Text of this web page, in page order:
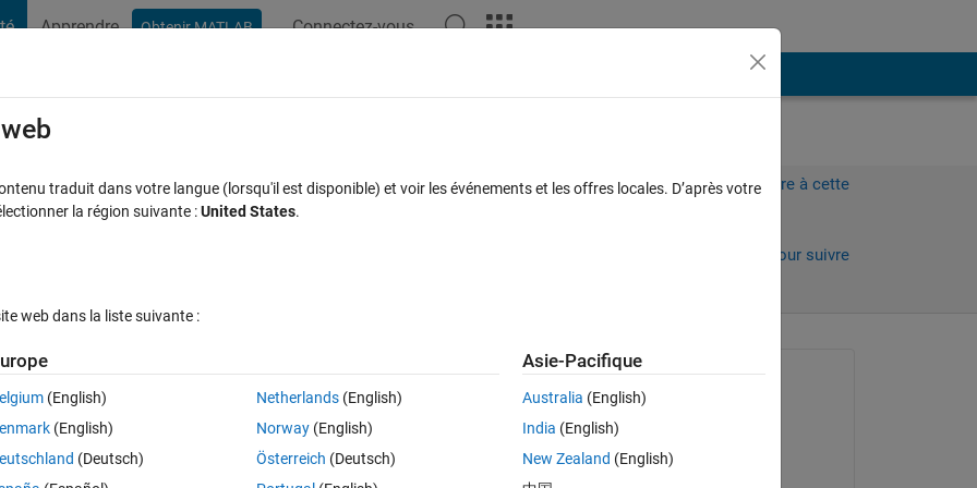
Apprendre Obtenir MATLAB Connectez-vous
Back Function
Connectez-vous pour répondre à cette
Connectez-vous pour suivre
Ouvrir dans MATLAB Online
it trashes the stack and crashes Matlab.
David Laxer
le 13 Mar 2015
traduit dans votre langue (lorsqu'il est disponible) et voir les événements et les offres locales. D’après votre
la région suivante :United States.
web dans la liste suivante :
(English)
(English)
(Deutsch)
Netherlands(English)
Norway(English)
Österreich (Deutsch)
Asie-Pacifique
Australia (English)
India (English)
New Zealand (English)